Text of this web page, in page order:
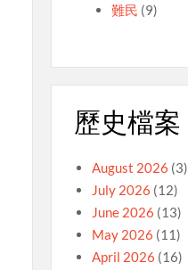
難民 (9)
歷史檔案
August 2026 (3)
July 2026 (12)
June 2026 (13)
May 2026 (11)
April 2026 (16)